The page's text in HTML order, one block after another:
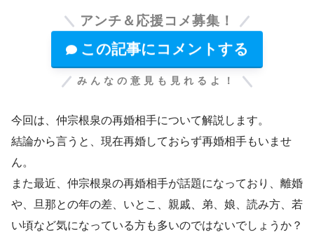
アンチ＆応援コメ募集！
この記事にコメントする
みんなの意見も見れるよ！
今回は、仲宗根泉の再婚相手について解説します。
結論から言うと、現在再婚しておらず再婚相手もいませ
ん。
また最近、仲宗根泉の再婚相手が話題になっており、離婚
や、旦那との年の差、いとこ、親戚、弟、娘、読み方、若
い頃など気になっている方も多いのではないでしょうか？